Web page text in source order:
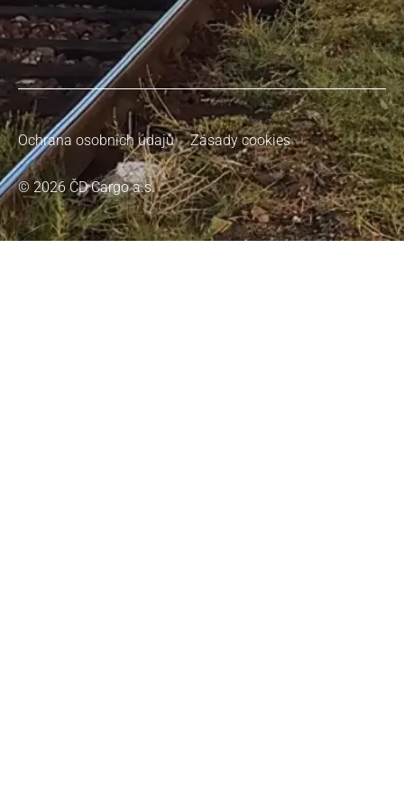
© 2026 ČD Cargo a.s.
Ochrana osobních údajů Zásady cookies